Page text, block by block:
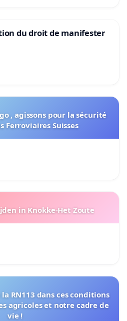
du droit de manifester
, agissons pour la sécurité
Ferroviaires Suisses
in Knokke-Het Zoute
RN113 dans ces conditions
agricoles et notre cadre de
vie !